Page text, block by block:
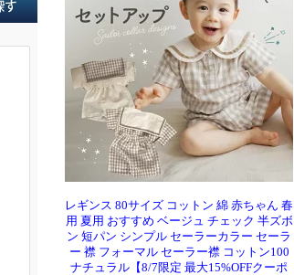
レギンス 80サイズ コットン 綿 赤ちゃん 春
用 夏用 おすすめ ベージュ チェック 半ズボ
ン 短パン シンプル セーラーカラー セーラ
ー 襟 フォーマル セーラー襟 コットン100
ナチュラル【8/7限定 最大15%OFFクーポ